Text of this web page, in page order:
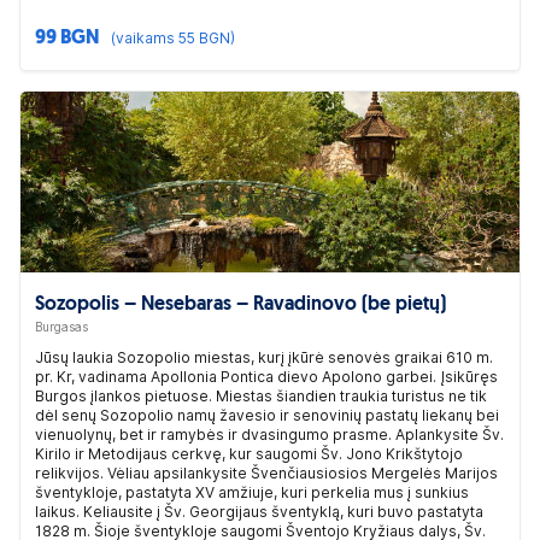
99 BGN (vaikams 55 BGN)
Sozopolis – Nesebaras – Ravadinovo (be pietų)
Burgasas
Jūsų laukia Sozopolio miestas, kurį įkūrė senovės graikai 610 m.
pr. Kr, vadinama Apollonia Pontica dievo Apolono garbei. Įsikūręs
Burgos įlankos pietuose. Miestas šiandien traukia turistus ne tik
dėl senų Sozopolio namų žavesio ir senovinių pastatų liekanų bei
vienuolynų, bet ir ramybės ir dvasingumo prasme. Aplankysite Šv.
Kirilo ir Metodijaus cerkvę, kur saugomi Šv. Jono Krikštytojo
relikvijos. Vėliau apsilankysite Švenčiausiosios Mergelės Marijos
šventykloje, pastatyta XV amžiuje, kuri perkelia mus į sunkius
laikus. Keliausite į Šv. Georgijaus šventyklą, kuri buvo pastatyta
1828 m. Šioje šventykloje saugomi Šventojo Kryžiaus dalys, Šv.